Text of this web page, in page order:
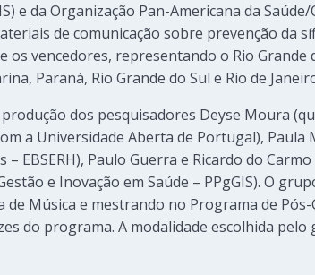
e da Organização Pan-Americana da
de comunicação sobre prevenção da
os vencedores, representando o Rio
Paraná, Rio Grande do Sul e Rio de
dos pesquisadores Deyse Moura
a Universidade Aberta de Portugal),
EBSERH), Paulo Guerra e Ricardo do
e Inovação em Saúde – PPgGIS). O
Música e mestrando no Programa de Pós-
do programa. A modalidade escolhida